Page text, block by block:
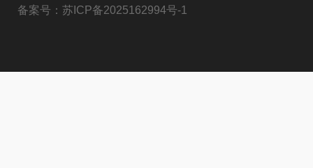
备案号： 苏ICP备2025162994号-1